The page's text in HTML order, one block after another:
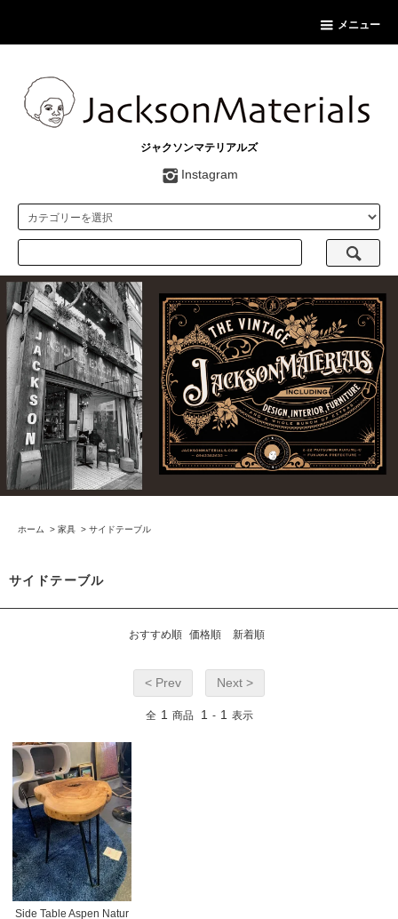
メニュー
ジャクソンマテリアルズ
Instagram
ホーム > 家具 > サイドテーブル
サイドテーブル
おすすめ順 価格順 新着順
< Prev Next >
全 1 商品 1 - 1 表示
Side Table Aspen Natur